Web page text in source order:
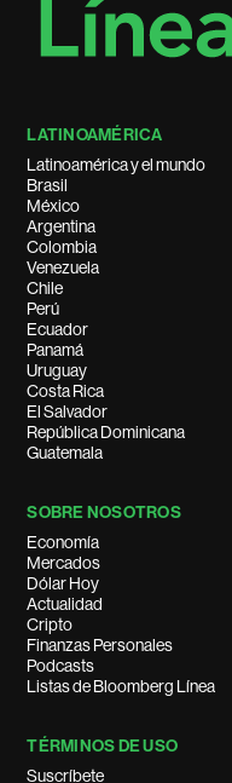
LATINOAMÉRICA
Latinoamérica y el mundo
Brasil
México
Argentina
Colombia
Venezuela
Chile
Perú
Ecuador
Panamá
Uruguay
Costa Rica
El Salvador
República Dominicana
Guatemala
SOBRE NOSOTROS
Economía
Mercados
Dólar Hoy
Actualidad
Cripto
Finanzas Personales
Podcasts
Listas de Bloomberg Línea
TÉRMINOS DE USO
Suscríbete